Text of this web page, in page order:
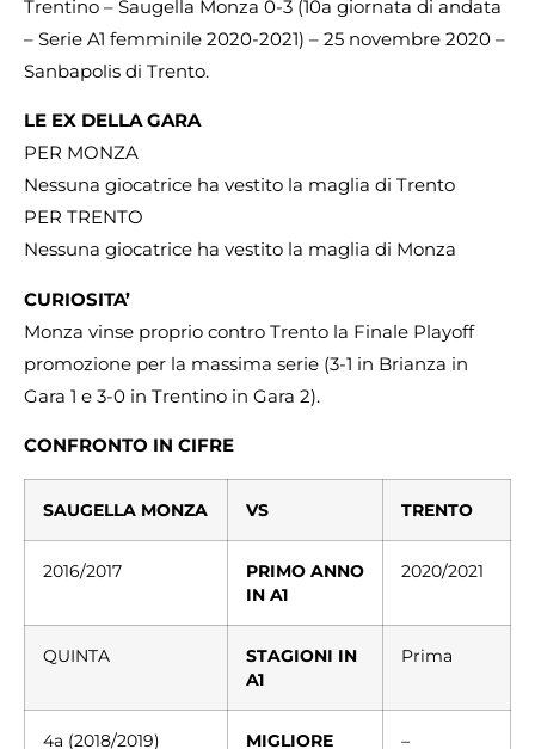
Trentino – Saugella Monza 0-3 (10a giornata di andata
– Serie A1 femminile 2020-2021) – 25 novembre 2020 –
Sanbapolis di Trento.
LE EX DELLA GARA
PER MONZA
Nessuna giocatrice ha vestito la maglia di Trento
PER TRENTO
Nessuna giocatrice ha vestito la maglia di Monza
CURIOSITA’
Monza vinse proprio contro Trento la Finale Playoff
promozione per la massima serie (3-1 in Brianza in
Gara 1 e 3-0 in Trentino in Gara 2).
CONFRONTO IN CIFRE
SAUGELLA MONZA VS TRENTO
2016/2017
PRIMO ANNO
IN A1
2020/2021
QUINTA
STAGIONI IN
A1
Prima
4a (2018/2019) MIGLIORE –